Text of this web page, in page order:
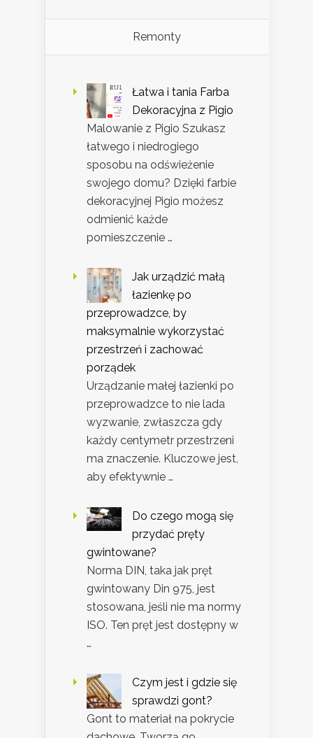
Remonty
Łatwa i tania Farba
Dekoracyjna z Pigio
Malowanie z Pigio Szukasz
łatwego i niedrogiego
sposobu na odświeżenie
swojego domu? Dzięki farbie
dekoracyjnej Pigio możesz
odmienić każde
pomieszczenie …
Jak urządzić małą
łazienkę po
przeprowadzce, by
maksymalnie wykorzystać
przestrzeń i zachować
porządek
Urządzanie małej łazienki po
przeprowadzce to nie lada
wyzwanie, zwłaszcza gdy
każdy centymetr przestrzeni
ma znaczenie. Kluczowe jest,
aby efektywnie …
Do czego mogą się
przydać pręty
gwintowane?
Norma DIN, taka jak pręt
gwintowany Din 975, jest
stosowana, jeśli nie ma normy
ISO. Ten pręt jest dostępny w
…
Czym jest i gdzie się
sprawdzi gont?
Gont to materiał na pokrycie